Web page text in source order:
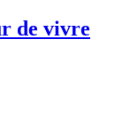
de vivre